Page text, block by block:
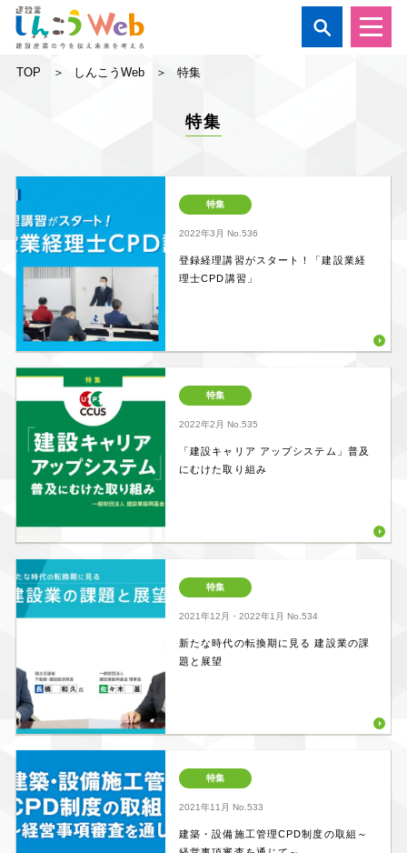

TOP しんこうWeb 特集
特集
特集
2022年3月 No.536
登録経理講習がスタート！「建設業経
理士CPD講習」
特集
2022年2月 No.535
「建設キャリア アップシステム」普及
にむけた取り組み
特集
2021年12月・2022年1月 No.534
新たな時代の転換期に見る 建設業の課
題と展望
特集
2021年11月 No.533
建築・設備施工管理CPD制度の取組～